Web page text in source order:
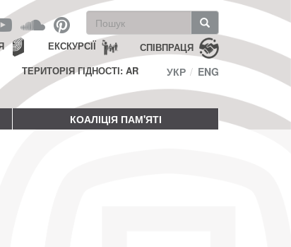
Пошукова
форма
Пошук СПІВПРАЦЯ
ЕКСКУРСІЇ
ТЕРИТОРІЯ ГІДНОСТІ: AR
УКР ENG
КОАЛІЦІЯ ПАМ'ЯТІ